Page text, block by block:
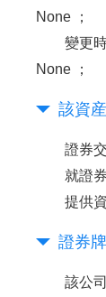
None ；
變更
None ；
該資
證券
就證
提供
證券
該公